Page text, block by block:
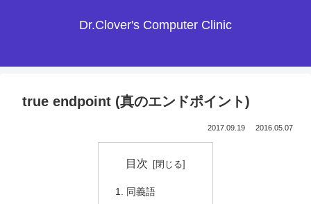
Dr.Clover's Computer Clinic
true endpoint (真のエンドポイント)
2017.09.19 2016.05.07
目次
同義語